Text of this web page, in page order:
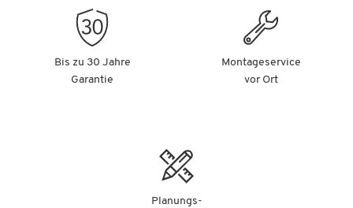
Bis zu 30 Jahre
Garantie
Montageservice
vor Ort
Planungs-